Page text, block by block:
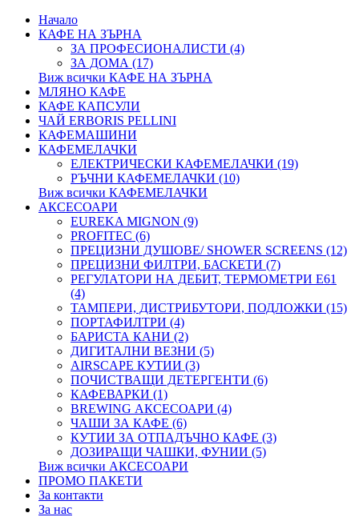
Начало
КАФЕ НА ЗЪРНА
ЗА ПРОФЕСИОНАЛИСТИ (4)
ЗА ДОМА (17)
Виж всички КАФЕ НА ЗЪРНА
МЛЯНО КАФЕ
КАФЕ КАПСУЛИ
ЧАЙ ERBORIS PELLINI
КАФЕМАШИНИ
КАФЕМЕЛАЧКИ
ЕЛЕКТРИЧЕСКИ КАФЕМЕЛАЧКИ (19)
РЪЧНИ КАФЕМЕЛАЧКИ (10)
Виж всички КАФЕМЕЛАЧКИ
АКСЕСОАРИ
EUREKA MIGNON (9)
PROFITEC (6)
ПРЕЦИЗНИ ДУШОВЕ/ SHOWER SCREENS (12)
ПРЕЦИЗНИ ФИЛТРИ, БАСКЕТИ (7)
РЕГУЛАТОРИ НА ДЕБИТ, ТЕРМОМЕТРИ Е61
(4)
ТАМПЕРИ, ДИСТРИБУТОРИ, ПОДЛОЖКИ (15)
ПОРТАФИЛТРИ (4)
БАРИСТА КАНИ (2)
ДИГИТАЛНИ ВЕЗНИ (5)
AIRSCAPE КУТИИ (3)
ПОЧИСТВАЩИ ДЕТЕРГЕНТИ (6)
КАФЕВАРКИ (1)
BREWING АКСЕСОАРИ (4)
ЧАШИ ЗА КАФЕ (6)
КУТИИ ЗА ОТПАДЪЧНО КАФЕ (3)
ДОЗИРАЩИ ЧАШКИ, ФУНИИ (5)
Виж всички АКСЕСОАРИ
ПРОМО ПАКЕТИ
За контакти
За нас